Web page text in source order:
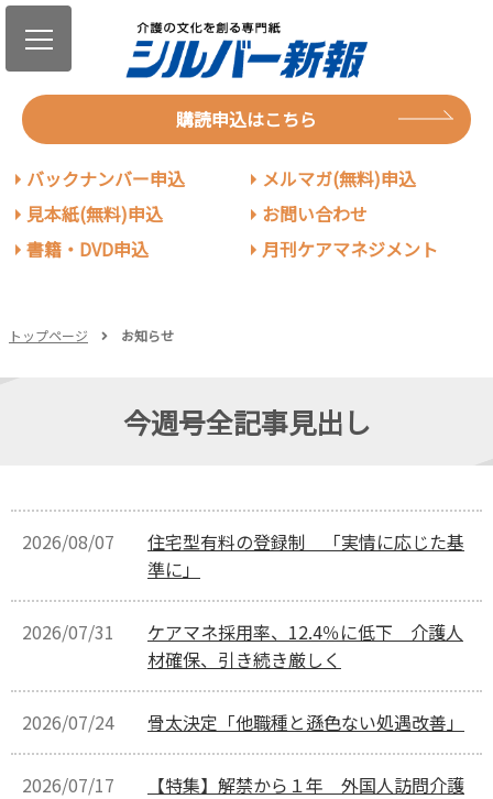
購読申込はこちら
バックナンバー申込
見本紙(無料)申込
書籍・DVD申込
メルマガ(無料)申込
お問い合わせ
月刊ケアマネジメント
トップページ お知らせ
今週号全記事見出し
2026/08/07
住宅型有料の登録制 「実情に応じた基
準に」
2026/07/31
ケアマネ採用率、12.4％に低下 介護人
材確保、引き続き厳しく
2026/07/24 骨太決定「他職種と遜色ない処遇改善」
2026/07/17 【特集】解禁から１年 外国人訪問介護